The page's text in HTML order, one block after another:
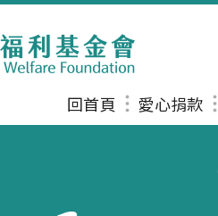
回首頁 愛心捐款